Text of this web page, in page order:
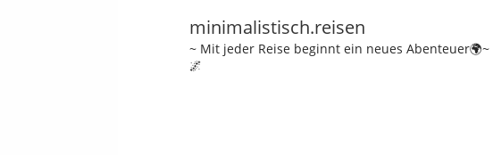
minimalistisch.reisen
~ Mit jeder Reise beginnt ein neues Abenteuer🌍~
🌌